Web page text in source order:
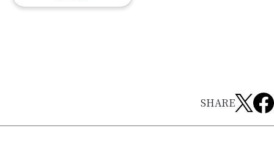
SHARE